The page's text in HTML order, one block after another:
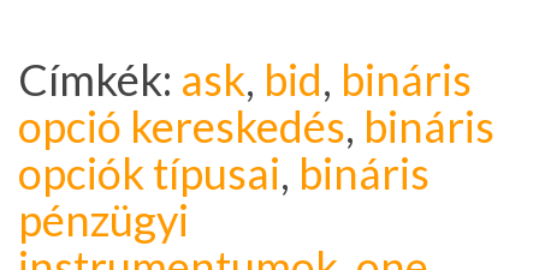
Címkék: ask, bid, bináris
opció kereskedés, bináris
opciók típusai, bináris
pénzügyi